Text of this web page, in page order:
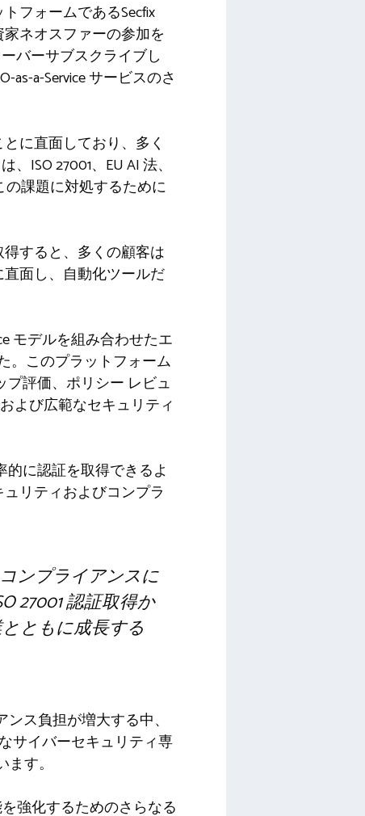
フォームであるSecfix
ネオスファーの参加を
バーサブスクライブし
a-Service サービスのさ
に直面しており、多く
ISO 27001、EU AI 法、
の課題に対処するために
すると、多くの顧客は
面し、自動化ツールだ
モデルを組み合わせたエ
。このプラットフォーム
評価、ポリシー レビュ
よび広範なセキュリティ
的に認証を取得できるよ
リティおよびコンプラ
ンプライアンスに
27001 認証取得か
ともに成長する
ス負担が増大する中、
サイバーセキュリティ専
す。
強化するためのさらなる